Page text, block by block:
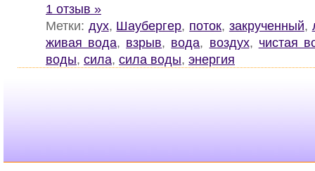
1 отзыв »
Метки: дух, Шаубергер, поток, закрученный,
живая вода, взрыв, вода, воздух, чистая
воды, сила, сила воды, энергия